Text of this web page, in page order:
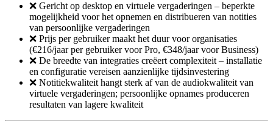
❌ Gericht op desktop en virtuele vergaderingen – beperkte
mogelijkheid voor het opnemen en distribueren van notities
van persoonlijke vergaderingen
❌ Prijs per gebruiker maakt het duur voor organisaties
(€216/jaar per gebruiker voor Pro, €348/jaar voor Business)
❌ De breedte van integraties creëert complexiteit – installatie
en configuratie vereisen aanzienlijke tijdsinvestering
❌ Notitiekwaliteit hangt sterk af van de audiokwaliteit van
virtuele vergaderingen; persoonlijke opnames produceren
resultaten van lagere kwaliteit